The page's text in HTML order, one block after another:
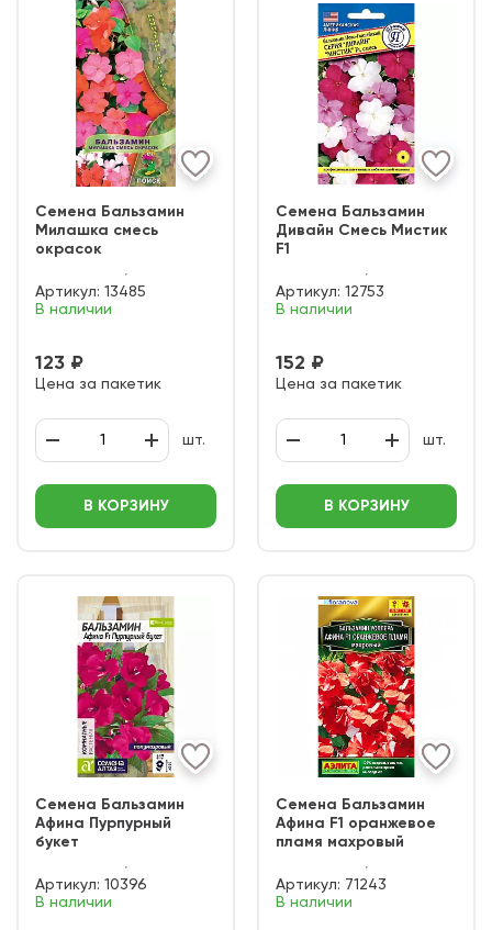
Семена Бальзамин
Милашка смесь
окрасок
Артикул: 13485
В наличии
123 ₽
Цена за пакетик
шт.
В КОРЗИНУ
Семена Бальзамин
Дивайн Смесь Мистик
F1
Артикул: 12753
В наличии
152 ₽
Цена за пакетик
шт.
В КОРЗИНУ
Семена Бальзамин
Афина Пурпурный
букет
Артикул: 10396
В наличии
Семена Бальзамин
Афина F1 оранжевое
пламя махровый
Артикул: 71243
В наличии